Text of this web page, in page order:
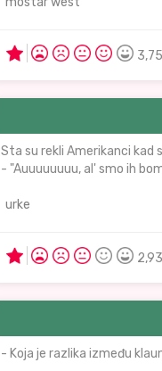
3,75
Sta su rekli Amerikanci kad
- "Auuuuuuuu, al' smo ih
urke
2,93
- Koja je razlika između